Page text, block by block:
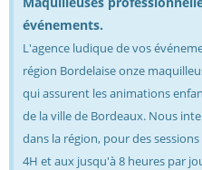
événements.
L'agence ludique de vos
région Bordelaise onze
qui assurent les animations
de la ville de Bordeaux. Nous
dans la région, pour des
4H et aux jusqu'à 8 heures par